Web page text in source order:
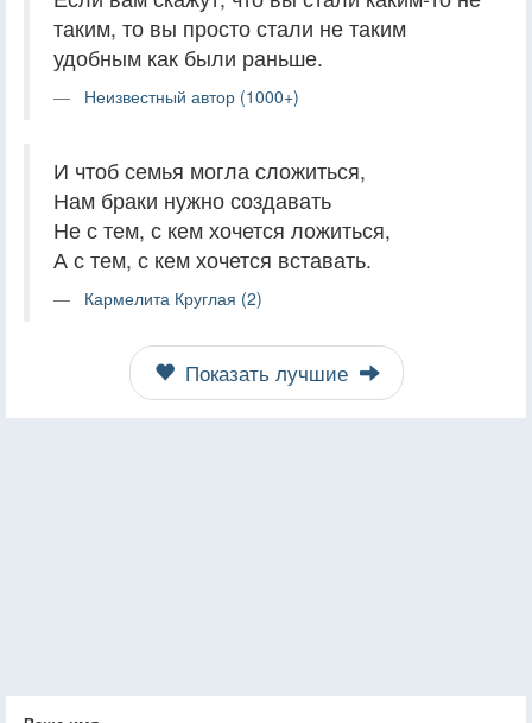
таким, то вы просто стали не таким
удобным как были раньше.
Неизвестный автор (1000+)
И чтоб семья могла сложиться,
Нам браки нужно создавать
Не с тем, с кем хочется ложиться,
А с тем, с кем хочется вставать.
Кармелита Круглая (2)
Показать лучшие